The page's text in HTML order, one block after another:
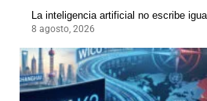
La inteligencia artificial no escribe
8 agosto, 2026